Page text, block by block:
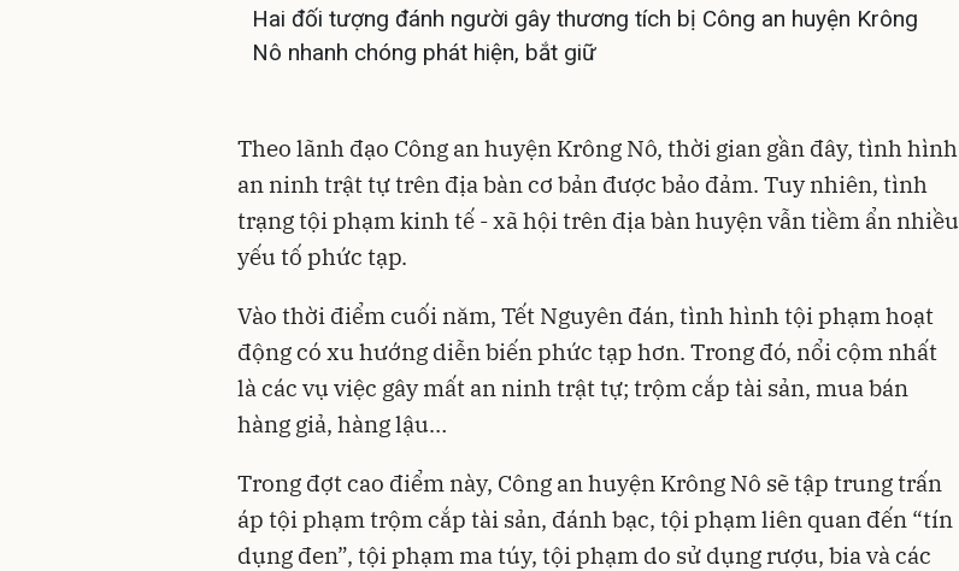
Hai đối tượng đánh người gây thương tích bị Công an huyện Krông
Nô nhanh chóng phát hiện, bắt giữ
Theo lãnh đạo Công an huyện Krông Nô, thời gian gần đây, tình hình
an ninh trật tự trên địa bàn cơ bản được bảo đảm. Tuy nhiên, tình
trạng tội phạm kinh tế - xã hội trên địa bàn huyện vẫn tiềm ẩn nhiều
yếu tố phức tạp.
Vào thời điểm cuối năm, Tết Nguyên đán, tình hình tội phạm hoạt
động có xu hướng diễn biến phức tạp hơn. Trong đó, nổi cộm nhất
là các vụ việc gây mất an ninh trật tự; trộm cắp tài sản, mua bán
hàng giả, hàng lậu…
Trong đợt cao điểm này, Công an huyện Krông Nô sẽ tập trung trấn
áp tội phạm trộm cắp tài sản, đánh bạc, tội phạm liên quan đến “tín
dụng đen”, tội phạm ma túy, tội phạm do sử dụng rượu, bia và các